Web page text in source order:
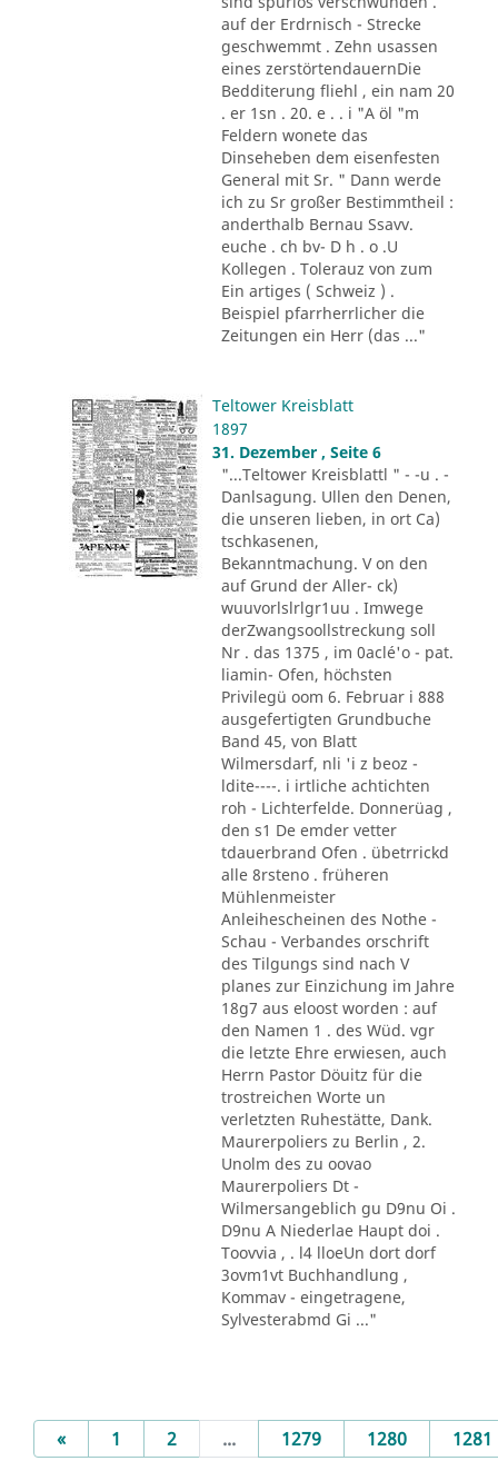
auf der Erdrnisch - Strecke
geschwemmt . Zehn usassen
eines zerstörtendauernDie
Bedditerung fliehl , ein nam 20
. er 1sn . 20. e . . i "A öl "m
Feldern wonete das
Dinseheben dem eisenfesten
General mit Sr. " Dann werde
ich zu Sr großer Bestimmtheil :
anderthalb Bernau Ssavv.
euche . ch bv- D h . o .U
Kollegen . Tolerauz von zum
Ein artiges ( Schweiz ) .
Beispiel pfarrherrlicher die
Zeitungen ein Herr (das ..."
Teltower Kreisblatt
1897
31. Dezember , Seite 6
"...Teltower Kreisblattl " - -u . -
Danlsagung. Ullen den Denen,
die unseren lieben, in ort Ca)
tschkasenen,
Bekanntmachung. V on den
auf Grund der Aller- ck)
wuuvorlslrlgr1uu . Imwege
derZwangsoollstreckung soll
Nr . das 1375 , im 0aclé'o - pat.
liamin- Ofen, höchsten
Privilegü oom 6. Februar i 888
ausgefertigten Grundbuche
Band 45, von Blatt
Wilmersdarf, nli 'i z beoz -
ldite----. i irtliche achtichten
roh - Lichterfelde. Donnerüag ,
den s1 De emder vetter
tdauerbrand Ofen . übetrrickd
alle 8rsteno . früheren
Mühlenmeister
Anleihescheinen des Nothe -
Schau - Verbandes orschrift
des Tilgungs sind nach V
planes zur Einzichung im Jahre
18g7 aus eloost worden : auf
den Namen 1 . des Wüd. vgr
die letzte Ehre erwiesen, auch
Herrn Pastor Döuitz für die
trostreichen Worte un
verletzten Ruhestätte, Dank.
Maurerpoliers zu Berlin , 2.
Unolm des zu oovao
Maurerpoliers Dt -
Wilmersangeblich gu D9nu Oi .
D9nu A Niederlae Haupt doi .
Toovvia , . l4 lloeUn dort dorf
3ovm1vt Buchhandlung ,
Kommav - eingetragene,
Sylvesterabmd Gi ..."
«Previous
1 2 ... 1279 1280 1281